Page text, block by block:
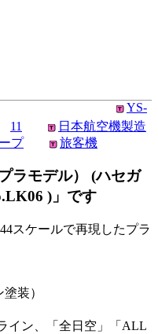
YS-
11
日本航空機製造
プ 旅客機
ラモデル） (ハセガ
)」です
スケールで再現したプラ
装）
イン、「全日空」「ALL